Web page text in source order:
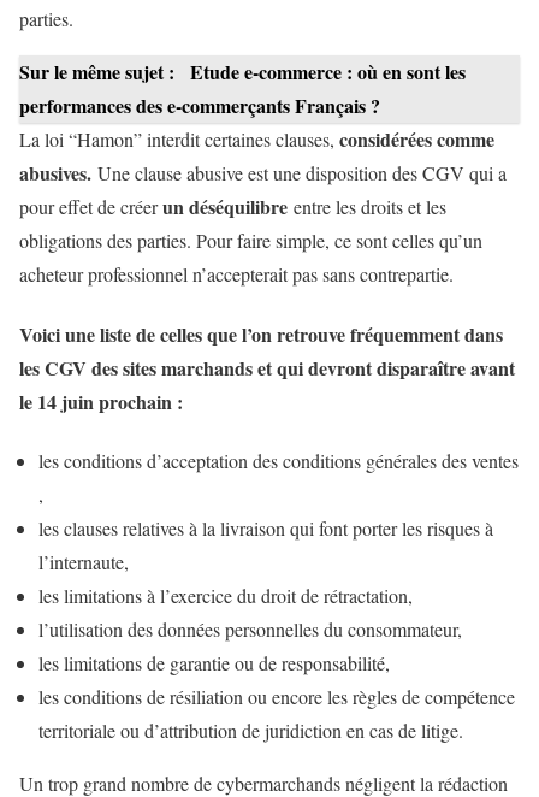
parties.
Sur le même sujet :
Etude e-commerce : où en sont les
performances des e-commerçants Français ?
La loi “Hamon” interdit certaines clauses, considérées comme
abusives. Une clause abusive est une disposition des CGV qui a
pour effet de créerun déséquilibre entre les droits et les
obligations des parties. Pour faire simple, ce sont celles qu’un
acheteur professionnel n’accepterait pas sans contrepartie.
Voici une liste de celles que l’on retrouve fréquemment dans
les CGV des sites marchands et qui devront disparaître avant
le 14 juin prochain :
les conditions d’acceptation des conditions générales des ventes
,
les clauses relatives à la livraison qui font porter les risques à
l’internaute,
les limitations à l’exercice du droit de rétractation,
l’utilisation des données personnelles du consommateur,
les limitations de garantie ou de responsabilité,
les conditions de résiliation ou encore les règles de compétence
territoriale ou d’attribution de juridiction en cas de litige.
Un trop grand nombre de cybermarchands négligent la rédaction